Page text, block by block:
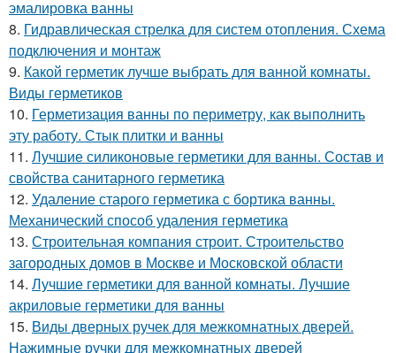
эмалировка ванны
8. Гидравлическая стрелка для систем отопления. Схема
подключения и монтаж
9. Какой герметик лучше выбрать для ванной комнаты.
Виды герметиков
10. Герметизация ванны по периметру, как выполнить
эту работу. Стык плитки и ванны
11. Лучшие силиконовые герметики для ванны. Состав и
свойства санитарного герметика
12. Удаление старого герметика с бортика ванны.
Механический способ удаления герметика
13. Строительная компания строит. Строительство
загородных домов в Москве и Московской области
14. Лучшие герметики для ванной комнаты. Лучшие
акриловые герметики для ванны
15. Виды дверных ручек для межкомнатных дверей.
Нажимные ручки для межкомнатных дверей